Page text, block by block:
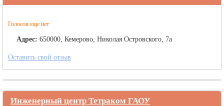
Голосов еще нет
Адрес: 650000, Кемерово, Николая Островского, 7а
Оставить свой отзыв
Инженерный центр Тетраком ГАОУ